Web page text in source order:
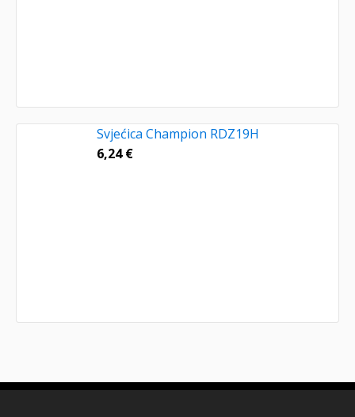
Svjećica Champion RDZ19H
6,24€